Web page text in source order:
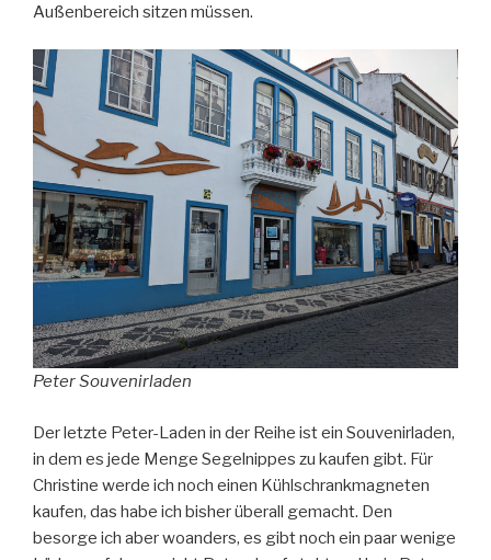
Außenbereich sitzen müssen.
Peter Souvenirladen
Der letzte Peter-Laden in der Reihe ist ein Souvenirladen,
in dem es jede Menge Segelnippes zu kaufen gibt. Für
Christine werde ich noch einen Kühlschrankmagneten
kaufen, das habe ich bisher überall gemacht. Den
besorge ich aber woanders, es gibt noch ein paar wenige